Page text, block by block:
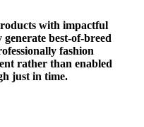
with impactful
best-of-breed
fashion
rather than enabled
just in time.